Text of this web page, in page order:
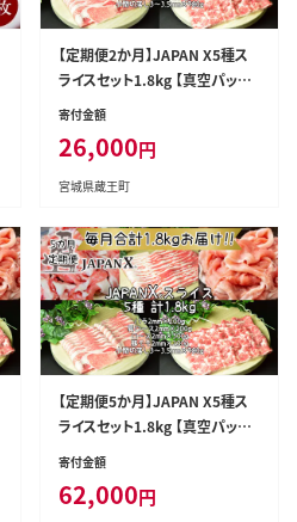
【定期便2か月】JAPAN X5種ス
ライスセット1.8kg 【真空パック・
ロース・肩ロース・バラ・モモ・小
寄付金額
26,000円
宮城県蔵王町
【定期便5か月】JAPAN X5種ス
ライスセット1.8kg 【真空パック・
ロース・肩ロース・バラ・モモ・小
間】 【04301-0551】
寄付金額
62,000円